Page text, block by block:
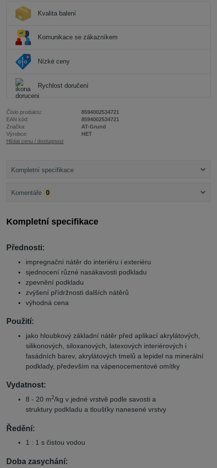
Kvalita balení
Komunikace se zákazníkem
Nízké ceny
Rychlost doručení
Číslo produktu:
8594002534721
EAN kód:
8594002534721
Značka:
AT-Grund
Výrobce:
HET
Hlídat cenu / dostupnost
Kompletní specifikace
Komentáře 0
Kompletní specifikace
Přednosti:
impregnační nátěr do interiéru i exteriéru
sjednocení různé nasákavosti podkladu
zpevnění podkladu
zvýšení přídržnosti dalších nátěrů
výhodná cena
Použití:
jako hloubkový základní nátěr před aplikací akrylátových,
silikonových, siloxanových, latexových interiérových i
fasádních barev, akrylátových tmelů a lepidel na minerální
podklady, především na vápenocementové omítky
Vydatnost:
8 - 20 m2/kg v jedné vrstvě podle savosti a
struktury podkladu a tloušťky nanesené vrstvy
Ředění:
1 : 1 s čistou vodou
Doba zasychání: